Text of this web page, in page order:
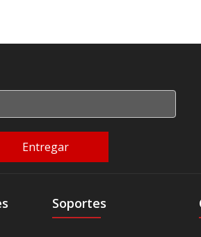
Entregar
Soportes